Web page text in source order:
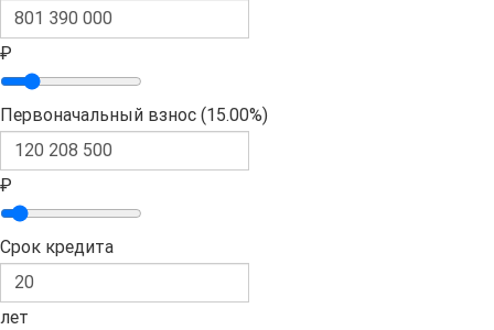
₽
Первоначальный взнос (15.00%)
₽
Срок кредита
лет